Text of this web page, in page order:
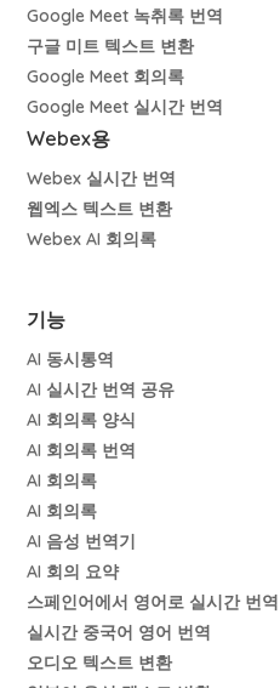
Google Meet 녹취록 번역
구글 미트 텍스트 변환
Google Meet 회의록
Google Meet 실시간 번역
Webex용
Webex 실시간 번역
웹엑스 텍스트 변환
Webex AI 회의록
기능
AI 동시통역
AI 실시간 번역 공유
AI 회의록 양식
AI 회의록 번역
AI 회의록
AI 회의록
AI 음성 번역기
AI 회의 요약
스페인어에서 영어로 실시간 번역
실시간 중국어 영어 번역
오디오 텍스트 변환